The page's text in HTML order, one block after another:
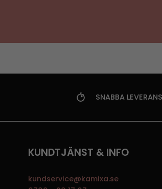
SNABBA
KUNDTJÄNST & INFO
kundservice@kamixa.se